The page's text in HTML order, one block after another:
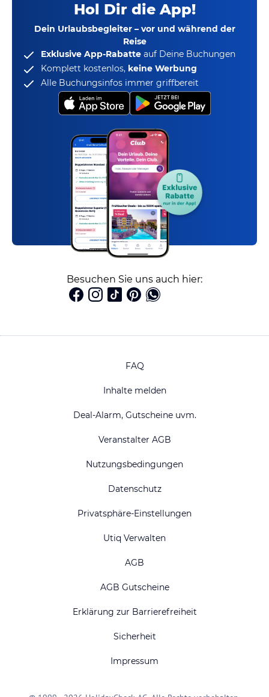
Hol Dir die App!
Dein Urlaubsbegleiter – vor und während der
Reise
Exklusive App-Rabatte auf Deine Buchungen
Komplett kostenlos, keine Werbung
Alle Buchungsinfos immer griffbereit
Besuchen Sie uns auch hier:
FAQ
Inhalte melden
Deal-Alarm, Gutscheine uvm.
Veranstalter AGB
Nutzungsbedingungen
Datenschutz
Privatsphäre-Einstellungen
Utiq Verwalten
AGB
AGB Gutscheine
Erklärung zur Barrierefreiheit
Sicherheit
Impressum